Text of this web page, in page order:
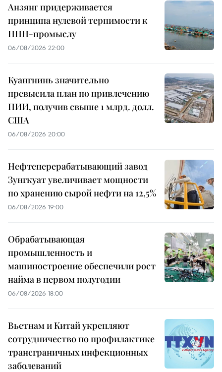
Анзянг придерживается
принципа нулевой терпимости к
ННН-промыслу
06/08/2026 22:00
Куангнинь значительно
превысила план по привлечению
ПИИ, получив свыше 1 млрд. долл.
США
06/08/2026 20:00
Нефтеперерабатывающий завод
Зунгкуат увеличивает мощности
по хранению сырой нефти на 12,5%
06/08/2026 19:00
Обрабатывающая
промышленность и
машиностроение обеспечили рост
найма в первом полугодии
06/08/2026 18:00
Вьетнам и Китай укрепляют
сотрудничество по профилактике
трансграничных инфекционных
заболеваний